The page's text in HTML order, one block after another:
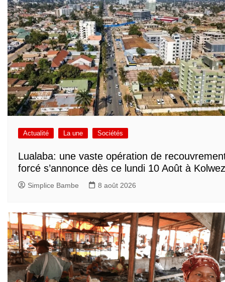
Actualité La une Sociétés
Lualaba: une vaste opération de
forcé s’annonce dès ce lundi 10 Août à
Simplice Bambe 8 août 2026